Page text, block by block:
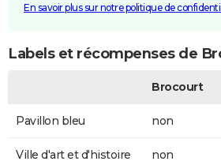
En savoir plus sur notre politique de
Labels et récompenses de
Brocourt
Pavillon bleu non
Ville d'art et d'histoire non